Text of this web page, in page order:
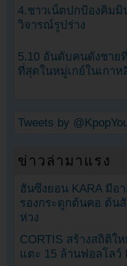
4.ชาวเน็ตปกป้องคิมมิ
วิจารณ์รูปร่าง
5.10 อันดับคนดังชาย
ที่สุดในหมู่เกย์ในเกาห
Tweets by
ข่าวล่ามาแรง
ฮันซึงยอน KARA มี
รองกระดูกต้นคอ ต้น
ห่วง
CORTIS สร้างสถิติใ
แตะ 15 ล้านฟอลโลว์